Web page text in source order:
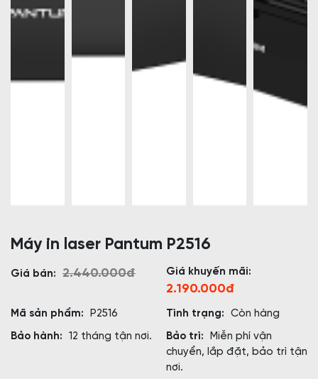
Máy in laser Pantum P2516
Giá bán: 2.440.000đ Giá khuyến mãi:
2.190.000đ
Mã sản phẩm: P2516 Tình trạng:
Còn hàng
Bảo hành:
12 tháng tận nơi. Bảo trì:
Miễn phí vận
chuyển, lắp đặt, bảo trì tận
nơi.